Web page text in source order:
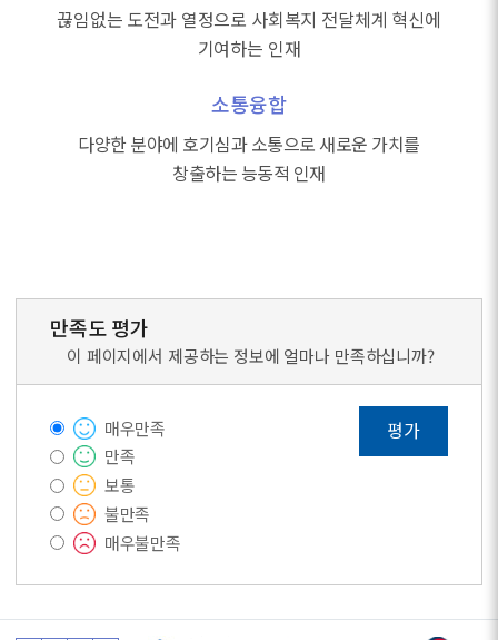
끊임없는 도전과 열정으로 사회복지 전달체계 혁신에
기여하는 인재
소통융합
다양한 분야에 호기심과 소통으로 새로운 가치를
창출하는 능동적 인재
만족도 평가
이 페이지에서 제공하는 정보에 얼마나 만족하십니까?
매우만족
만족
보통
불만족
매우불만족
평가